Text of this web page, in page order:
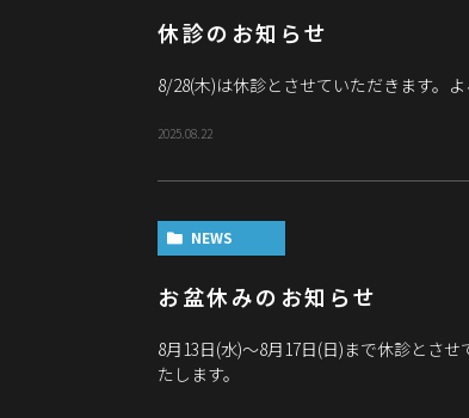
休診のお知らせ
8/28(木)は休診とさせていただきます。よ
2025.08.22
NEWS
お盆休みのお知らせ
8月13日(水)～8月17日(日)まで休診とさ
たします。